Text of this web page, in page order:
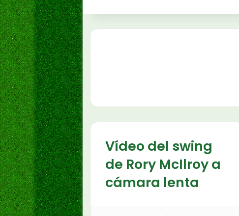
Vídeo del swing
de Rory McIlroy a
cámara lenta